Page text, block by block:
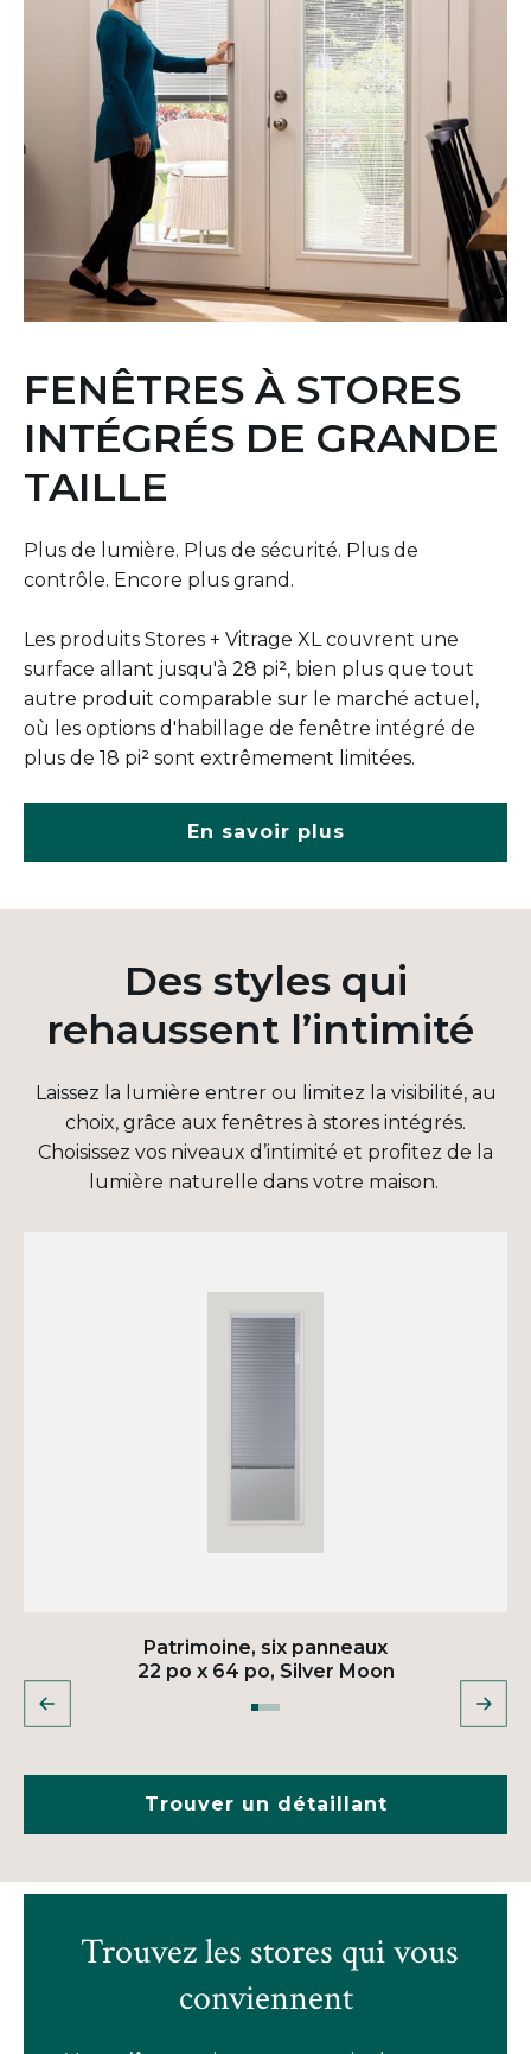
FENÊTRES À STORES
INTÉGRÉS DE GRANDE
TAILLE
Plus de lumière. Plus de sécurité. Plus de
contrôle. Encore plus grand.
Les produits Stores + Vitrage XL couvrent une
surface allant jusqu'à 28 pi², bien plus que tout
autre produit comparable sur le marché actuel,
où les options d'habillage de fenêtre intégré de
plus de 18 pi² sont extrêmement limitées.
En savoir plus
Des styles qui
rehaussent l’intimité
Laissez la lumière entrer ou limitez la visibilité, au
choix, grâce aux fenêtres à stores intégrés.
Choisissez vos niveaux d’intimité et profitez de la
lumière naturelle dans votre maison.
Patrimoine, six panneaux
22 po x 64 po, Silver Moon
Trouver un détaillant
Trouvez les stores qui vous
conviennent